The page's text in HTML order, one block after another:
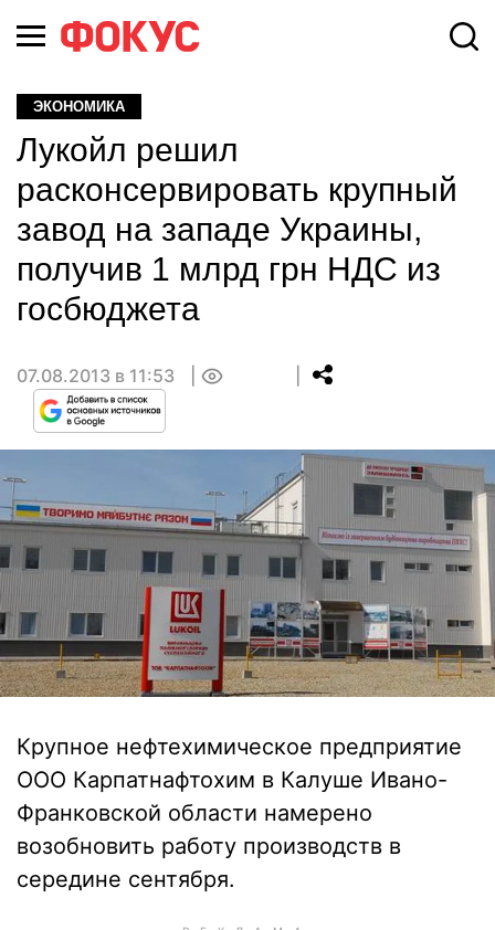
ЭКОНОМИКА
Лукойл решил
расконсервировать крупный
завод на западе Украины,
получив 1 млрд грн НДС из
госбюджета
07.08.2013 в 11:53
Крупное нефтехимическое предприятие
ООО Карпатнафтохим в Калуше Ивано-
Франковской области намерено
возобновить работу производств в
середине сентября.